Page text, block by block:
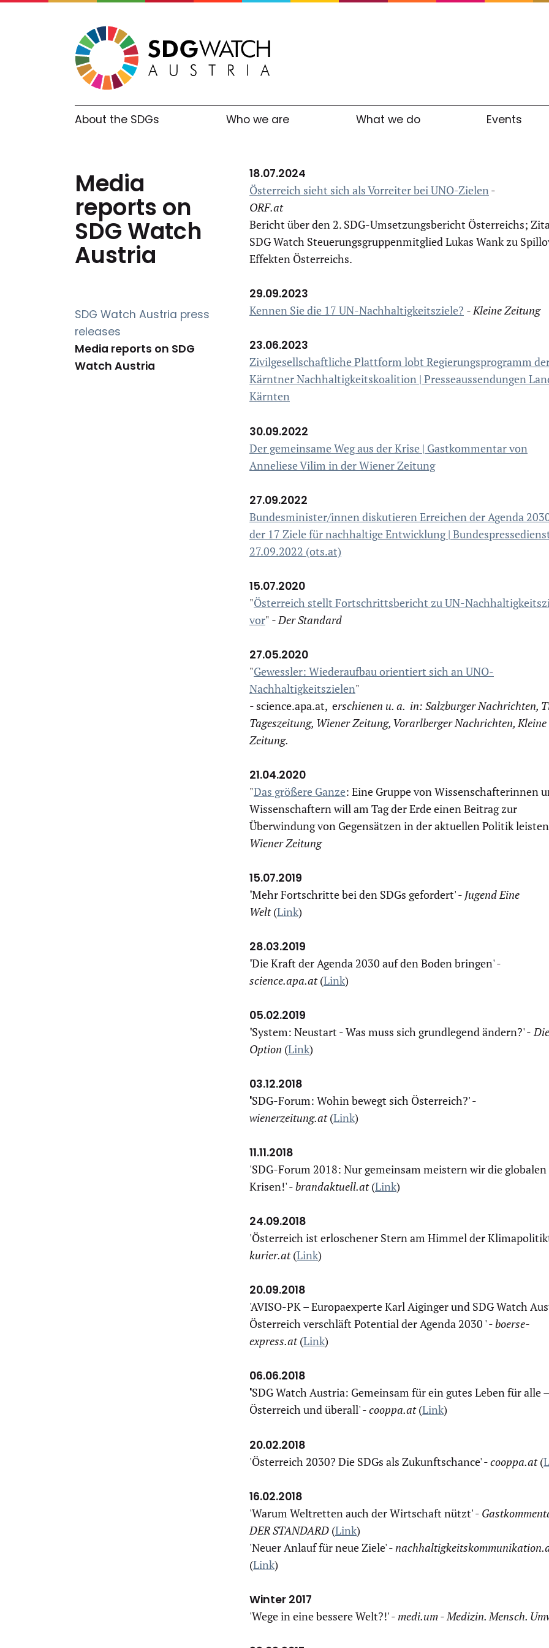
About the SDGs Who we are What we do Events
Media
reports on
SDG Watch
Austria
SDG Watch Austria press
releases
Media reports on SDG
Watch Austria
Österreich sieht sich als Vorreiter bei UNO-Zielen-
ORF.at
Bericht über den 2. SDG-Umsetzungsbericht Österreichs;
SDG Watch Steuerungsgruppenmitglied Lukas Wank zu
Effekten Österreichs.
29.09.2023
Kennen Sie die 17 UN-Nachhaltigkeitsziele? - Kleine Zeitung
23.06.2023
Zivilgesellschaftliche Plattform lobt Regierungsprogramm
Kärntner Nachhaltigkeitskoalition | Presseaussendungen
Kärnten
30.09.2022
Der gemeinsame Weg aus der Krise | Gastkommentar von
Anneliese Vilim in der Wiener Zeitung
27.09.2022
Bundesminister/innen diskutieren Erreichen der Agenda
der 17 Ziele für nachhaltige Entwicklung |
27.09.2022 (ots.at)
15.07.2020
"Österreich stellt Fortschrittsbericht zu UN-
vor" - Der Standard
27.05.2020
"Gewessler: Wiederaufbau orientiert sich an UNO-
Nachhaltigkeitszielen"
- science.apa.at, erschienen u. a. in: Salzburger Nachrichten,
Tageszeitung, Wiener Zeitung, Vorarlberger Nachrichten, Kleine
Zeitung.
21.04.2020
"Das größere Ganze: Eine Gruppe von Wissenschafterinnen
Wissenschaftern will am Tag der Erde einen Beitrag zur
Überwindung von Gegensätzen in der aktuellen Politik
Wiener Zeitung
15.07.2019
'Mehr Fortschritte bei den SDGs gefordert' - Jugend Eine
Welt (Link)
28.03.2019
'Die Kraft der Agenda 2030 auf den Boden bringen' -
science.apa.at(Link)
05.02.2019
'System: Neustart - Was muss sich grundlegend ändern?' -Die
Option (Link)
03.12.2018
'SDG-Forum: Wohin bewegt sich Österreich?' -
wienerzeitung.at(Link)
11.11.2018
'SDG-Forum 2018: Nur gemeinsam meistern wir die globalen
Krisen!' -brandaktuell.at(Link)
24.09.2018
'Österreich ist erloschener Stern am Himmel der
kurier.at(Link)
20.09.2018
'AVISO-PK – Europaexperte Karl Aiginger und SDG Watch
Österreich verschläft Potential der Agenda 2030 ' -boerse-
express.at(Link)
06.06.2018
'SDG Watch Austria: Gemeinsam für ein gutes Leben für alle
Österreich und überall' -cooppa.at(Link)
20.02.2018
'Österreich 2030? Die SDGs als Zukunftschance' -cooppa.at(
16.02.2018
'Warum Weltretten auch der Wirtschaft nützt' -
DER STANDARD (Link)
'Neuer Anlauf für neue Ziele' -
(Link)
Winter 2017
'Wege in eine bessere Welt?!' -medi.um - Medizin. Mensch.